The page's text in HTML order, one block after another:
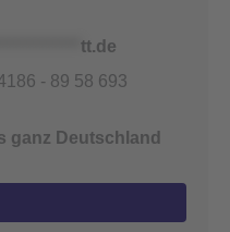
tt.de
- 89 58 693
ganz Deutschland